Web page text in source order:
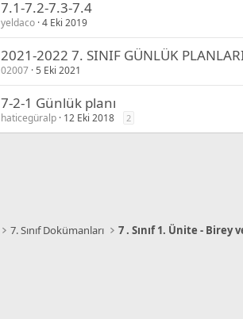
7.1-7.2-7.3-7.4
yeldaco 4 Eki 2019
2021-2022 7. SINIF GÜNLÜK
02007 5 Eki 2021
7-2-1 Günlük planı
haticegüralp 12 Eki 2018 2
7. Sınıf Dokümanları 7 . Sınıf 1. Ünite - Birey